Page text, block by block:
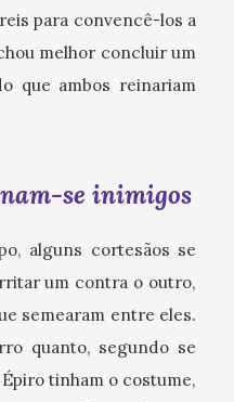
para convencê-los a
melhor concluir um
que ambos reinariam
se inimigos
alguns cortesãos se
um contra o outro,
semearam entre eles.
quanto, segundo se
tinham o costume,